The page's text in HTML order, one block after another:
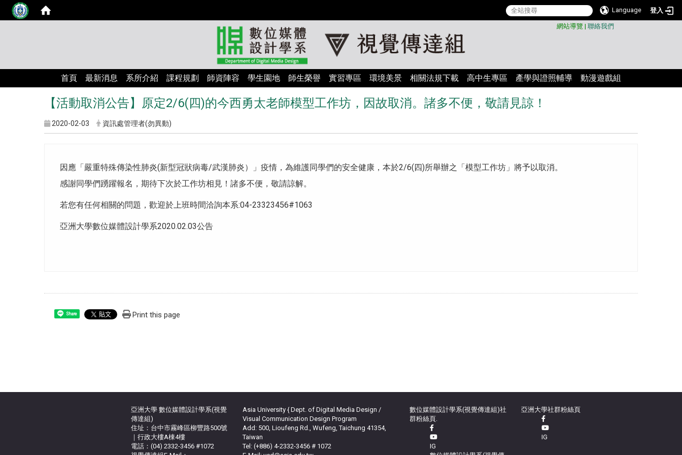
Language
登入
網站導覽| 聯絡我們
首頁 最新消息 系所介紹 課程規劃 師資陣容 學生園地 師生榮譽 實習專區 環境美景 相關法規下載 高中生專區 產學與證照輔導 動漫遊戲組
【活動取消公告】原定2/6(四)的今西勇太老師模型工作坊，因故取消。諸多不便，敬請見諒！
2020-02-03 資訊處管理者(勿異動)
因應「嚴重特殊傳染性肺炎(新型冠狀病毒/武漢肺炎）」疫情，為維護同學們的安全健康，本於2/6(四)所舉辦之「模型工作坊」將予以取消。
感謝同學們踴躍報名，期待下次於工作坊相見！諸多不便，敬請諒解。
若您有任何相關的問題，歡迎於上班時間洽詢本系:04-23323456#1063
亞洲大學數位媒體設計學系2020.02.03公告
Share Print this page
亞洲大學 數位媒體設計學系(視覺
傳達組)
住址：台中市霧峰區柳豐路500號
｜行政大樓A棟4樓
電話：(04) 2332-3456 #1072
Asia University { Dept. of Digital Media Design /
Visual Communication Design Program
Add: 500, Lioufeng Rd., Wufeng, Taichung 41354,
Taiwan
Tel: (+886) 4-2332-3456 # 1072
數位媒體設計學系(視覺傳達組)社
群粉絲頁.
IG
亞洲大學社群粉絲頁
IG